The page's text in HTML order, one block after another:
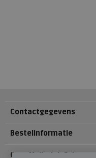
Contactgegevens
Bestelinformatie
Over Meijerink Schoenen